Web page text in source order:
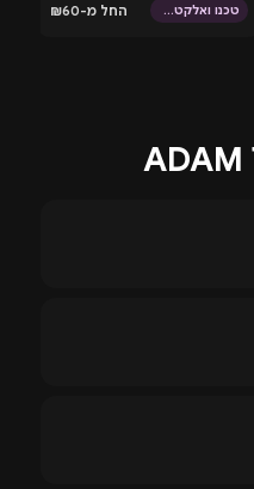
טכנו ואלקטרוני החל מ-₪60